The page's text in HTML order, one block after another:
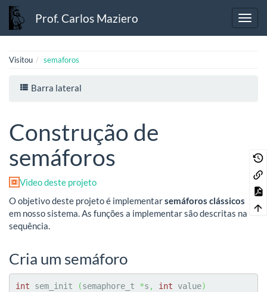
Prof. Carlos Maziero
Visitou semaforos
Barra lateral
Construção de
semáforos
Video deste projeto
O objetivo deste projeto é implementarsemáforos clássicos
em nosso sistema. As funções a implementar são descritas na
sequência.
Cria um semáforo
int sem_init (semaphore_t *s , int value)